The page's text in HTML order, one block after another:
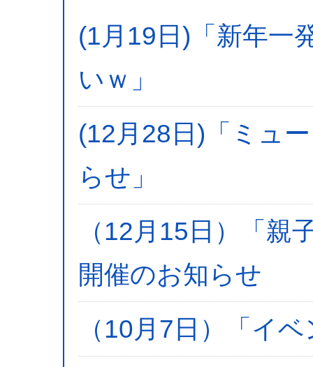
(1月19日)「新年一
いｗ」
(12月28日)「ミュ
らせ」
（12月15日）「親
開催のお知らせ
（10月7日）「イ